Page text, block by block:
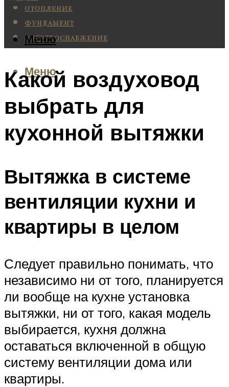
ОТОПЛЕНИЕ
ФУНДАМЕНТ
ЭЛЕКТРОСНАБЖЕНИЕ
Меню
Меню
Какой воздуховод
выбрать для
кухонной вытяжки
Вытяжка в системе
вентиляции кухни и
квартиры в целом
Следует правильно понимать, что
независимо ни от того, планируется
ли вообще на кухне установка
вытяжки, ни от того, какая модель
выбирается, кухня должна
оставаться включенной в общую
систему вентиляции дома или
квартиры.